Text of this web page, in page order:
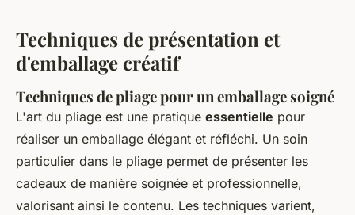
Techniques de présentation et
d'emballage créatif
Techniques de pliage pour un emballage soigné
L'art du pliage est une pratique essentielle pour
réaliser un emballage élégant et réfléchi. Un soin
particulier dans le pliage permet de présenter les
cadeaux de manière soignée et professionnelle,
valorisant ainsi le contenu. Les techniques varient,